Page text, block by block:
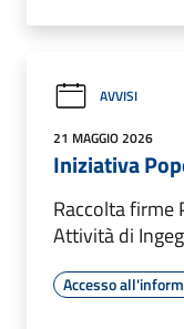
AVVISI
21 MAGGIO 2026
Iniziativa
Raccolta firme
Attività di
Accesso